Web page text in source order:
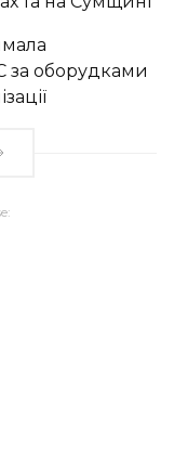
за оборудками